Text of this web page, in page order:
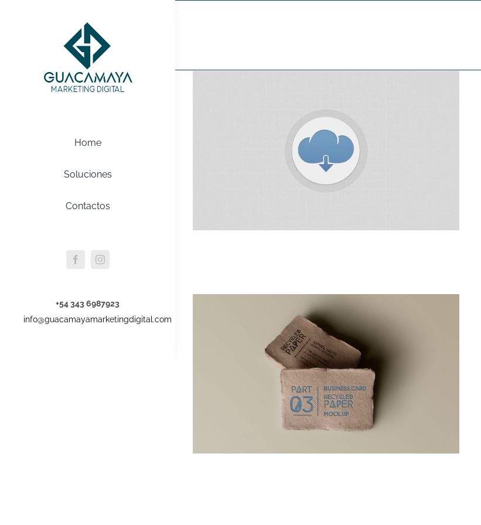
Home
Soluciones
Contactos
+54 343 6987923
info@guacamayamarketingdigital.com